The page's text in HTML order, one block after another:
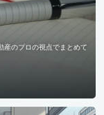
産のプロの視点でまとめて